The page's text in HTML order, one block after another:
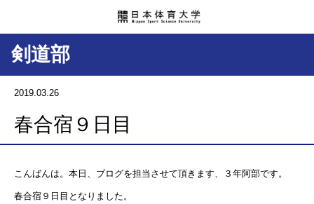
剣道部
2019.03.26
春合宿９日目
こんばんは。本日、ブログを担当させて頂きます、３年阿部です。
春合宿９日目となりました。